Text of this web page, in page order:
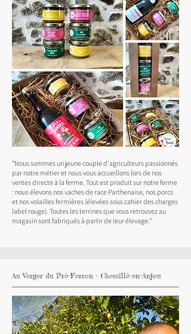
"Nous sommes un jeune couple d'agriculteurs passionnés
par notre métier et nous vous accueillons lors de nos
ventes directe à la ferme. Tout est produit sur notre ferme
: nous élevons nos vaches de race Parthenaise, nos porcs
et nos volailles fermières (élevées sous cahier des charges
label rouge). Toutes les terrines que vous retrouvez au
magasin sont fabriqués à partir de leur élevage."
Au Verger du Pré-Ferron - Chemillé-en-Anjou